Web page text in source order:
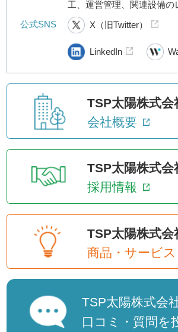
工、運営管理、関連設備の
公式SNS
X（旧Twitter）
LinkedIn
TSP太陽株式会
会社概要
TSP太陽株式会
採用情報
TSP太陽株式会
商品・サービス
TSP太陽株式会
口コミ・質問を